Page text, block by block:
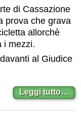
di Cassazione
prova che grava
allorchè
i mezzi.
al Giudice
Leggi tutto…